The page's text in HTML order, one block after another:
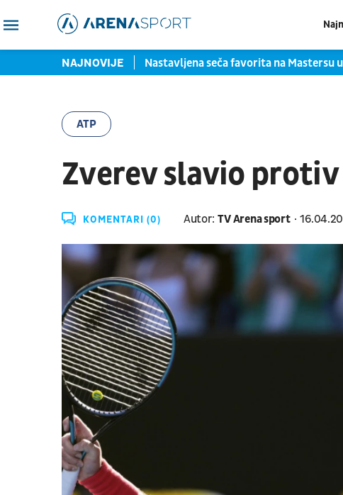
NAJNOVIJE
i manje crnih rupa u igri Nastavljena seča favorita na Mastersu
ATP
Zverev slavio
KOMENTARI (0) Autor: TV Arena sport